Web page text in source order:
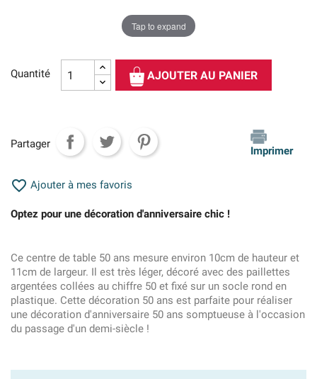
Tap to expand
Quantité AJOUTER AU PANIER
Partager
Imprimer
 Ajouter à mes favoris
Optez pour une décoration d'anniversaire chic !
Ce centre de table 50 ans mesure environ 10cm de hauteur et
11cm de largeur. Il est très léger, décoré avec des paillettes
argentées collées au chiffre 50 et fixé sur un socle rond en
plastique. Cette décoration 50 ans est parfaite pour réaliser
une décoration d'anniversaire 50 ans somptueuse à l'occasion
du passage d'un demi-siècle !